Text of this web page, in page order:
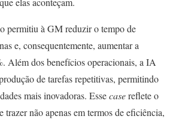
permitiu à GM reduzir o tempo de
e, consequentemente, aumentar a
Além dos benefícios operacionais, a IA
de tarefas repetitivas, permitindo
mais inovadoras. Essecasereflete o
não apenas em termos de eficiência,